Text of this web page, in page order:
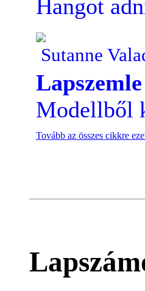
Hangot
Sutanne
Lapszemle
Modellből
Tovább az összes cikkre